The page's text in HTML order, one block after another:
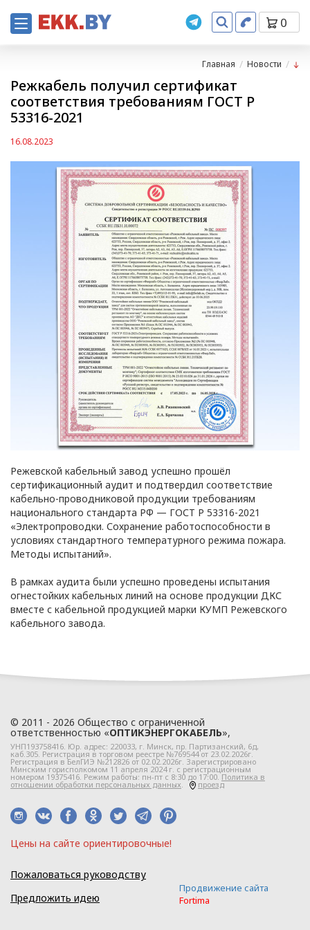
0
Главная Новости
Режкабель получил сертификат
соответствия требованиям ГОСТ Р
53316-2021
16.08.2023
Режевской кабельный завод успешно прошёл
сертификационный аудит и подтвердил соответствие
кабельно-проводниковой продукции требованиям
национального стандарта РФ — ГОСТ Р 53316-2021
«Электропроводки. Сохранение работоспособности в
условиях стандартного температурного режима пожара.
Методы испытаний».
В рамках аудита были успешно проведены испытания
огнестойких кабельных линий на основе продукции ДКС
вместе с кабельной продукцией марки КУМП Режевского
кабельного завода.
© 2011 - 2026 Общество с ограниченной
ответственностью «ОПТИКЭНЕРГОКАБЕЛЬ»,
УНП193758416. Юр. адрес: 220033, г. Минск, пр. Партизанский, 6д,
каб.305. Регистрация в торговом реестре №769544 от 23.02.2026г.
Регистрация в БелГИЭ №212826 от 02.02.2026г. Зарегистрировано
Минским горисполкомом 11 апреля 2024 г. с регистрационным
номером 19375416. Режим работы: пн-пт с 8:30 до 17:00.Политика в
отношении обработки персональных данных. проезд
Цeны нa caйтe opиeнтиpoвoчные!
Пожаловаться руководству
Предложить идею
Продвижение сайта
Fortima
ПОЛИТИКА
ОПЕРАТОРА
В
отношении
обработки
персональных
данных
Общество с ограниченной
ответственностью
«ОПТИКЭНЕРГОКАБЕЛЬ»
г. Минск
Глава 1
Общие
положения
1.1. Настоящая политика в
отношении обработки